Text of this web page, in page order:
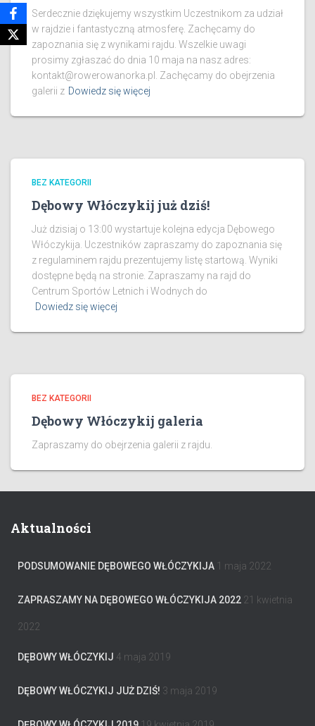
Serdecznie dziękujemy wszystkim Uczestnikom za udział
w rajdzie i fantastyczną atmosferę. Zachęcamy do
zapoznania się z wynikami rajdu. Wszelkie uwagi
prosimy zgłaszać do dnia 10 maja na nasz adres:
kontakt@rowerowanorka.pl. Zachęcamy do obejrzenia
galerii z Dowiedz się więcej
BEZ KATEGORII
Dębowy Włóczykij już dziś!
Już dzisiaj o 13:00 wystartuje kolejna edycja Dębowego
Włóczykija. Uczestników zapraszamy do zapoznania się
z regulaminem rajdu prezentujemy listę startową. Wyniki
dostępne będą na stronie. Zapraszamy na rajd do
Centrum Sportów Letnich i Wodnych do
Dowiedz się więcej
BEZ KATEGORII
Dębowy Włóczykij galeria
Zapraszamy do obejrzenia galerii z rajdu.
Aktualności
PODSUMOWANIE DĘBOWEGO WŁÓCZYKIJA 1 maja 2022
ZAPRASZAMY NA DĘBOWEGO WŁÓCZYKIJA 2022 21 kwietnia
2022
DĘBOWY WŁÓCZYKIJ 4 maja 2019
DĘBOWY WŁÓCZYKIJ JUŻ DZIŚ! 3 maja 2019